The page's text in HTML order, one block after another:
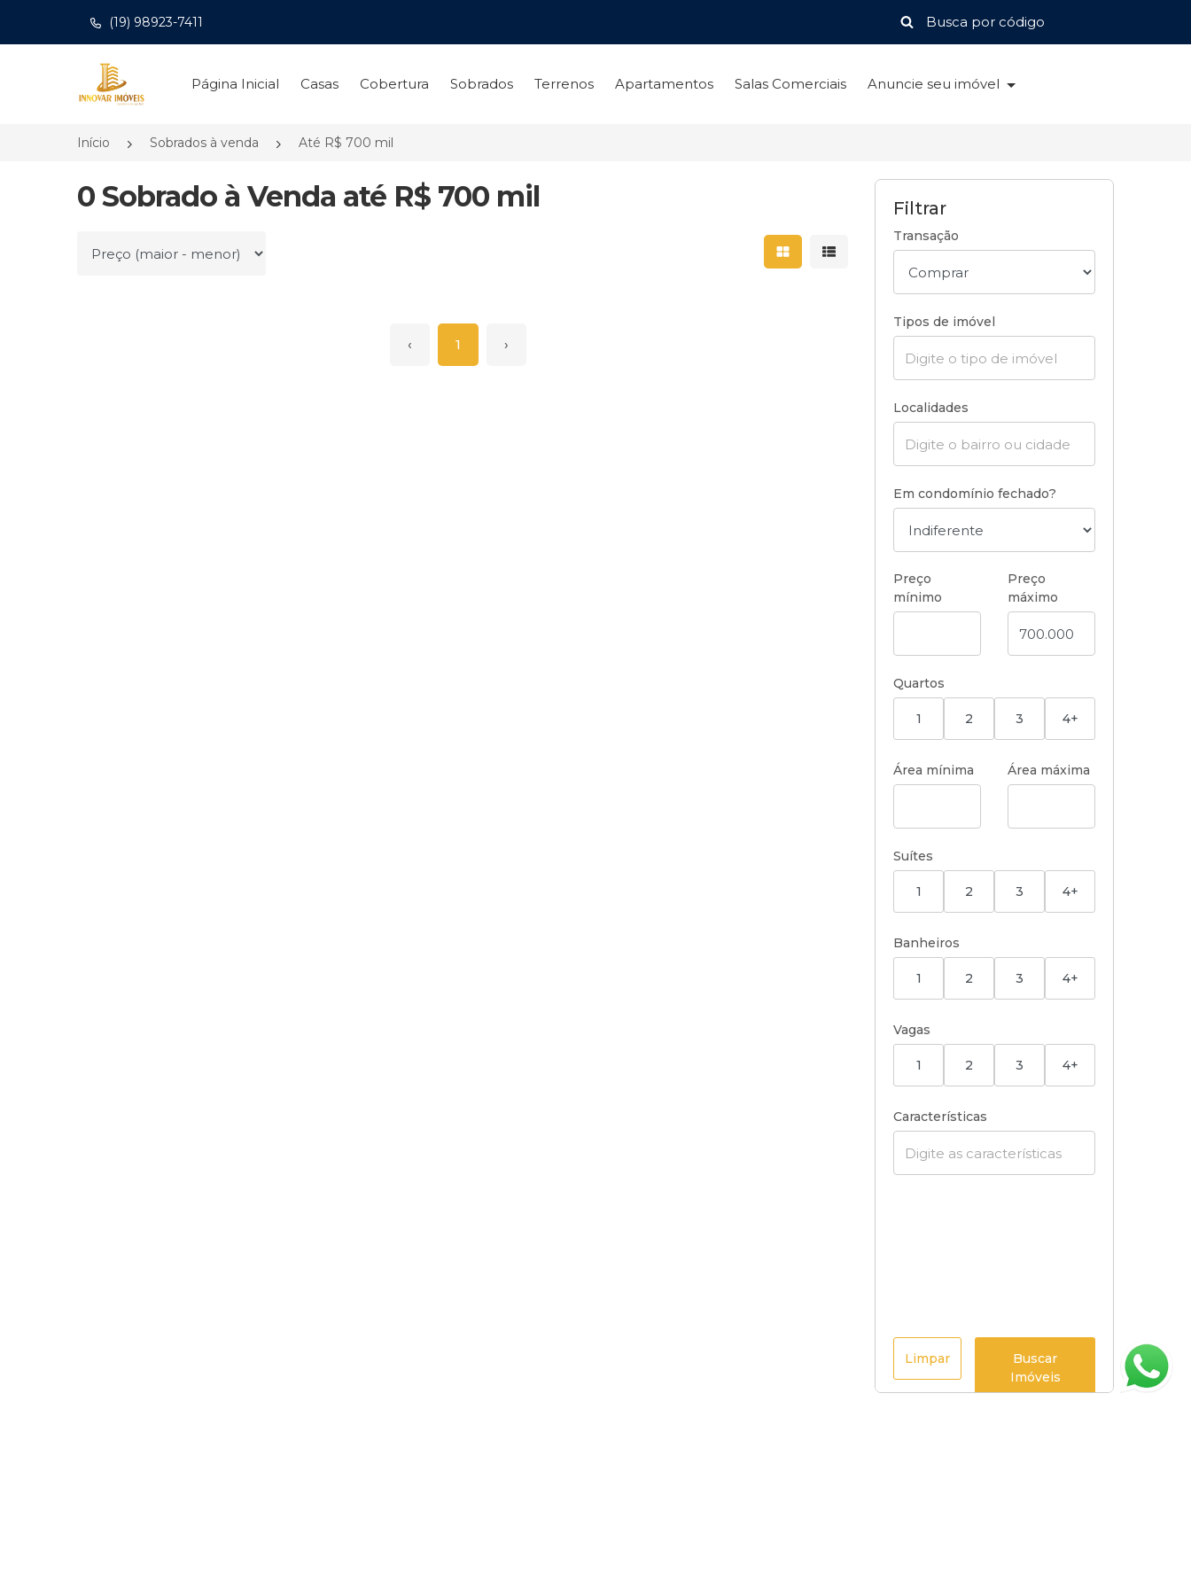
(19) 98923-7411
Página inicial
Página Inicial Casas Cobertura Sobrados Terrenos Apartamentos Salas Comerciais Anuncie seu imóvel
Início Sobrados à venda Até R$ 700 mil
0 Sobrado à Venda até R$ 700 mil
Ordenar por Mostrar resultados em grade
Mostrar resultados em lista
‹ 1 ›
Filtrar
Transação
Tipos de imóvel
Localidades
Em condomínio fechado?
Preço
mínimo
Preço
máximo
Quartos
1 2 3 4+
Área mínima Área máxima
Suítes
1 2 3 4+
Banheiros
1 2 3 4+
Vagas
1 2 3 4+
Características
Limpar
Buscar
Imóveis